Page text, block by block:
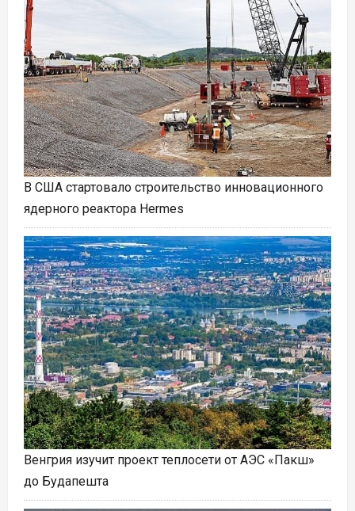
В США стартовало строительство инновационного
ядерного реактора Hermes
Венгрия изучит проект теплосети от АЭС «Пакш»
до Будапешта